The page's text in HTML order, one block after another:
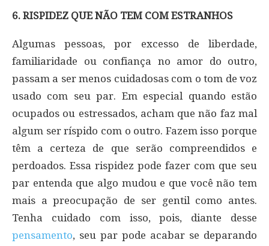
6. RISPIDEZ QUE NÃO TEM COM ESTRANHOS
Algumas pessoas, por excesso de liberdade,
familiaridade ou confiança no amor do outro,
passam a ser menos cuidadosas com o tom de voz
usado com seu par. Em especial quando estão
ocupados ou estressados, acham que não faz mal
algum ser ríspido com o outro. Fazem isso porque
têm a certeza de que serão compreendidos e
perdoados. Essa rispidez pode fazer com que seu
par entenda que algo mudou e que você não tem
mais a preocupação de ser gentil como antes.
Tenha cuidado com isso, pois, diante desse
pensamento, seu par pode acabar se deparando